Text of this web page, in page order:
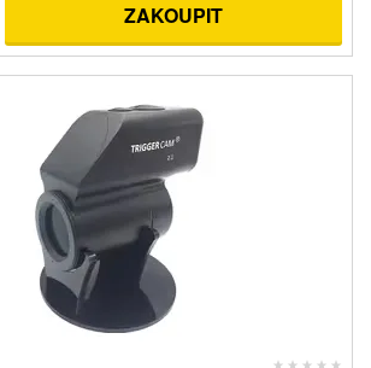
ZAKOUPIT